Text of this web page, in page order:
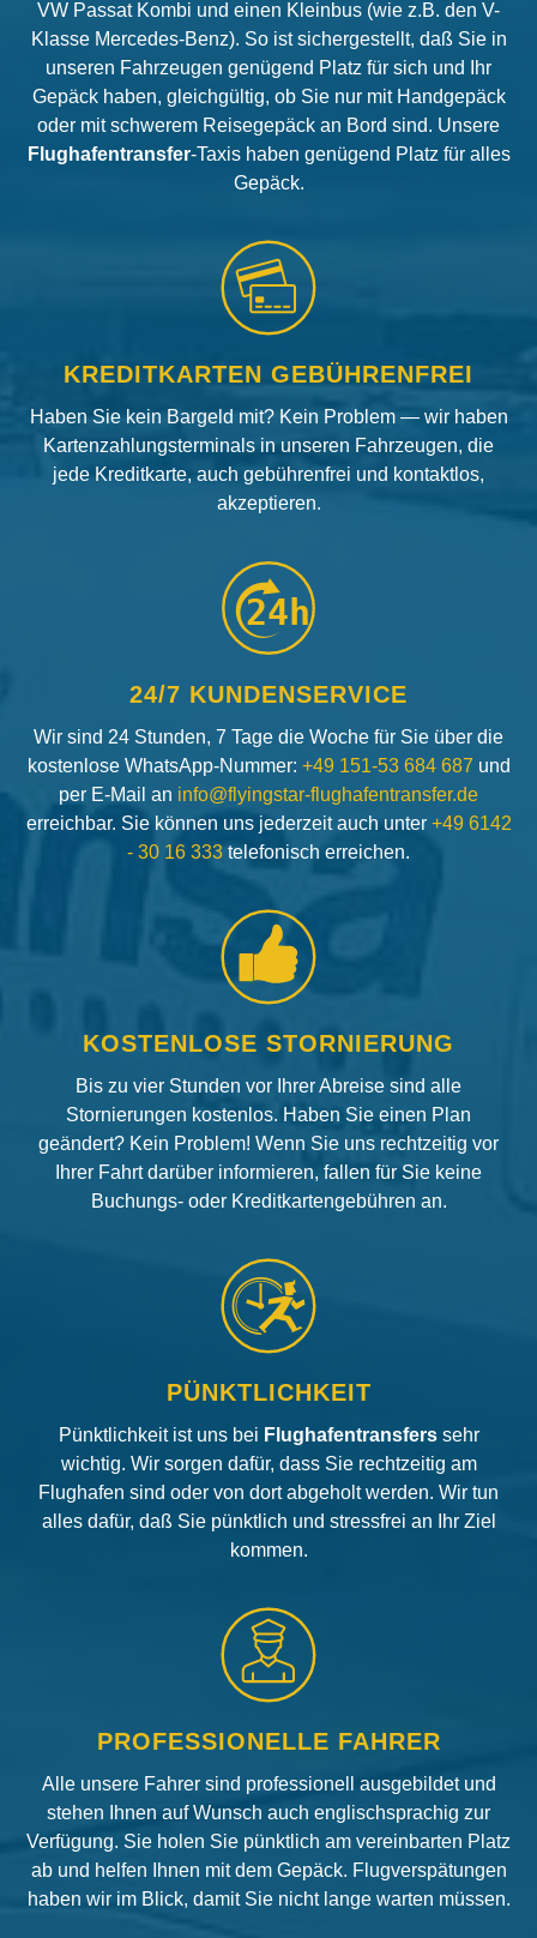
VW Passat Kombi und einen Kleinbus (wie z.B. den V-
Klasse Mercedes-Benz). So ist sichergestellt, daß Sie in
unseren Fahrzeugen genügend Platz für sich und Ihr
Gepäck haben, gleichgültig, ob Sie nur mit Handgepäck
oder mit schwerem Reisegepäck an Bord sind. Unsere
Flughafentransfer-Taxis haben genügend Platz für alles
Gepäck.
KREDITKARTEN GEBÜHRENFREI
Haben Sie kein Bargeld mit? Kein Problem — wir haben
Kartenzahlungsterminals in unseren Fahrzeugen, die
jede Kreditkarte, auch gebührenfrei und kontaktlos,
akzeptieren.
24h
24/7 KUNDENSERVICE
Wir sind 24 Stunden, 7 Tage die Woche für Sie über die
kostenlose WhatsApp-Nummer: +49 151-53 684 687 und
per E-Mail an info@flyingstar-flughafentransfer.de
erreichbar. Sie können uns jederzeit auch unter +49 6142
- 30 16 333 telefonisch erreichen.
KOSTENLOSE STORNIERUNG
Bis zu vier Stunden vor Ihrer Abreise sind alle
Stornierungen kostenlos. Haben Sie einen Plan
geändert? Kein Problem! Wenn Sie uns rechtzeitig vor
Ihrer Fahrt darüber informieren, fallen für Sie keine
Buchungs- oder Kreditkartengebühren an.
PÜNKTLICHKEIT
Pünktlichkeit ist uns bei Flughafentransfers sehr
wichtig. Wir sorgen dafür, dass Sie rechtzeitig am
Flughafen sind oder von dort abgeholt werden. Wir tun
alles dafür, daß Sie pünktlich und stressfrei an Ihr Ziel
kommen.
PROFESSIONELLE FAHRER
Alle unsere Fahrer sind professionell ausgebildet und
stehen Ihnen auf Wunsch auch englischsprachig zur
Verfügung. Sie holen Sie pünktlich am vereinbarten Platz
ab und helfen Ihnen mit dem Gepäck. Flugverspätungen
haben wir im Blick, damit Sie nicht lange warten müssen.